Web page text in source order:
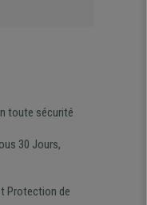
toute sécurité
30 Jours,
Protection de